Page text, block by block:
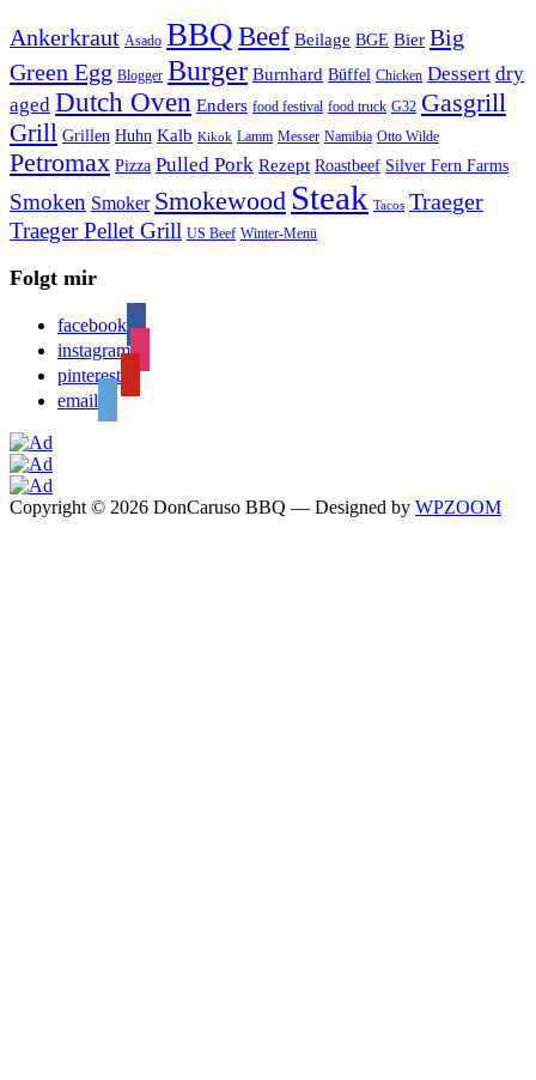
Ankerkraut Asado BBQBeef Beilage BGE Bier Big
Green Egg Blogger Burger Burnhard Büffel Chicken Dessert dry
aged Dutch Oven Enders food festival food truck G32 Gasgrill
Grill Grillen Huhn Kalb Kikok Lamm Messer Namibia Otto Wilde
Petromax Pizza Pulled Pork Rezept Roastbeef Silver Fern Farms
Smoken Smoker Smokewood Steak Tacos Traeger
Traeger Pellet Grill US Beef Winter-Menü
Folgt mir
facebook
instagram
pinterest
email
Copyright © 2026 DonCaruso BBQ — Designed by WPZOOM